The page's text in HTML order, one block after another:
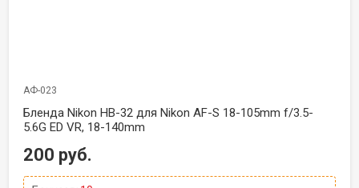
АФ-023
Бленда Nikon HB-32 для Nikon AF-S 18-105mm f/3.5-
5.6G ED VR, 18-140mm
200 руб.